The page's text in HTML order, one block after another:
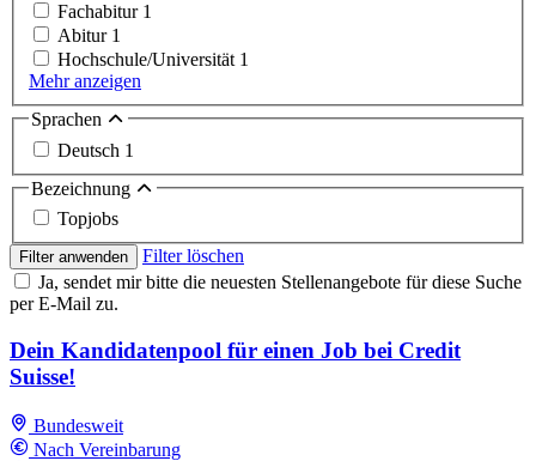
Fachabitur 1
Abitur 1
Hochschule/Universität 1
Mehr anzeigen
Sprachen
Deutsch 1
Bezeichnung
Topjobs
Filter anwenden
Filter löschen
Ja, sendet mir bitte die neuesten Stellenangebote für diese Suche
per E-Mail zu.
Dein Kandidatenpool für einen Job bei Credit
Suisse!
Bundesweit
Nach Vereinbarung